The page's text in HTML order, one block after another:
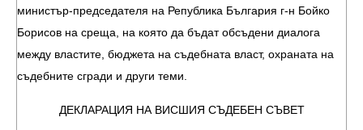
министър-председателя на Република България г-н Бойко
Борисов на среща, на която да бъдат обсъдени диалога
между властите, бюджета на съдебната власт, охраната на
съдебните сгради и други теми.
ДЕКЛАРАЦИЯ НА ВИСШИЯ СЪДЕБЕН СЪВЕТ